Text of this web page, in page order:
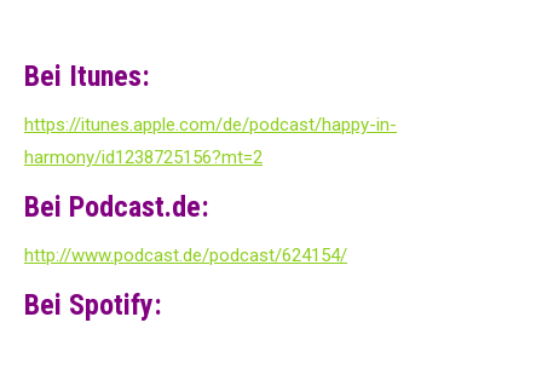
Bei Itunes:
https://itunes.apple.com/de/podcast/happy-in-
harmony/id1238725156?mt=2
Bei Podcast.de:
http://www.podcast.de/podcast/624154/
Bei Spotify: